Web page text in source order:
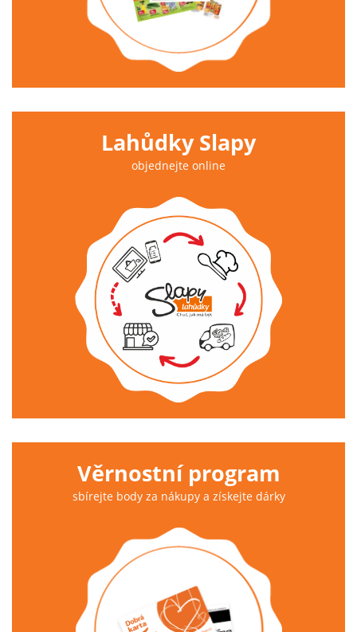
Lahůdky Slapy
objednejte online
Věrnostní program
sbírejte body za nákupy a získejte dárky